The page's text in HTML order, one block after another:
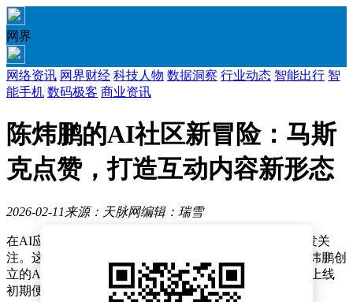
网界
网络资讯 网界财经 科技人物 数据洞察 行业动态 智能出行 智
能手机 数码极客 商业资讯
陈炜鹏的AI社区新冒险：马斯
克点赞，打造互动内容新形态
2026-02-11 来源：天脉网编辑：瑞雪
在AI应用领域，一款名为Loopit的平台型社区产品正引发关
注。这款由前搜狗技术负责人、百川智能联合创始人陈炜鹏创
立的AI内容社区，凭借独特的交互形态和创作模式，在上线
初期便获得海外用户和资本市场的双重认可。